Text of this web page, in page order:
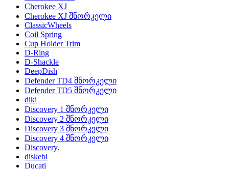
Cherokee XJ
Cherokee XJ შნორკელი
ClassicWheels
Coil Spring
Cup Holder Trim
D-Ring
D-Shackle
DeepDish
Defender TD4 შნორკელი
Defender TD5 შნორკელი
diki
Discovery 1 შნორკელი
Discovery 2 შნორკელი
Discovery 3 შნორკელი
Discovery 4 შნორკელი
Discovery.
diskebi
Ducati